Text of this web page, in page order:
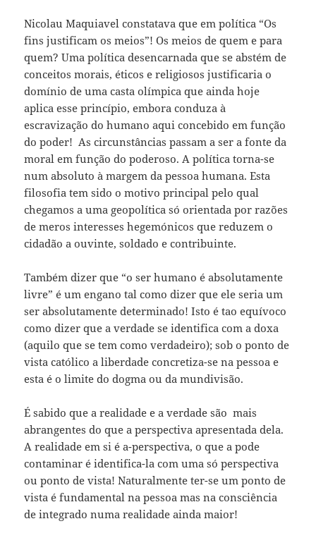
Nicolau Maquiavel constatava que em política “Os
fins justificam os meios”! Os meios de quem e para
quem? Uma política desencarnada que se abstém de
conceitos morais, éticos e religiosos justificaria o
domínio de uma casta olímpica que ainda hoje
aplica esse princípio, embora conduza à
escravização do humano aqui concebido em função
do poder! As circunstâncias passam a ser a fonte da
moral em função do poderoso. A política torna-se
num absoluto à margem da pessoa humana. Esta
filosofia tem sido o motivo principal pelo qual
chegamos a uma geopolítica só orientada por razões
de meros interesses hegemónicos que reduzem o
cidadão a ouvinte, soldado e contribuinte.
Também dizer que “o ser humano é absolutamente
livre” é um engano tal como dizer que ele seria um
ser absolutamente determinado! Isto é tao equívoco
como dizer que a verdade se identifica com a doxa
(aquilo que se tem como verdadeiro); sob o ponto de
vista católico a liberdade concretiza-se na pessoa e
esta é o limite do dogma ou da mundivisão.
É sabido que a realidade e a verdade são mais
abrangentes do que a perspectiva apresentada dela.
A realidade em si é a-perspectiva, o que a pode
contaminar é identifica-la com uma só perspectiva
ou ponto de vista! Naturalmente ter-se um ponto de
vista é fundamental na pessoa mas na consciência
de integrado numa realidade ainda maior!